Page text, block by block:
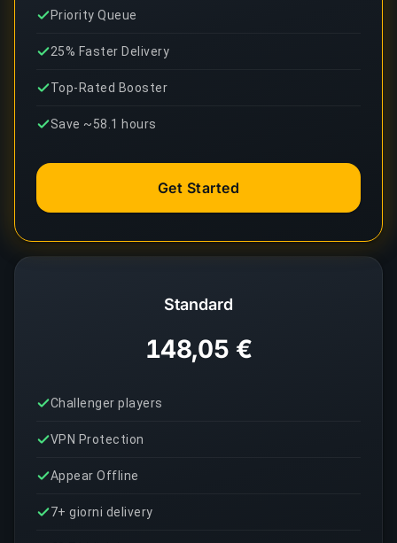
Standard
148,05 €
Challenger players
VPN Protection
Appear Offline
7+ giorni delivery
Priority Queue
25% Faster Delivery
Top-Rated Booster
Save ~58.1 hours
Get Started